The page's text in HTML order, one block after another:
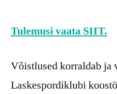
Tulemusi vaata SIIT.
Võistlused korraldab
Laskespordiklubi